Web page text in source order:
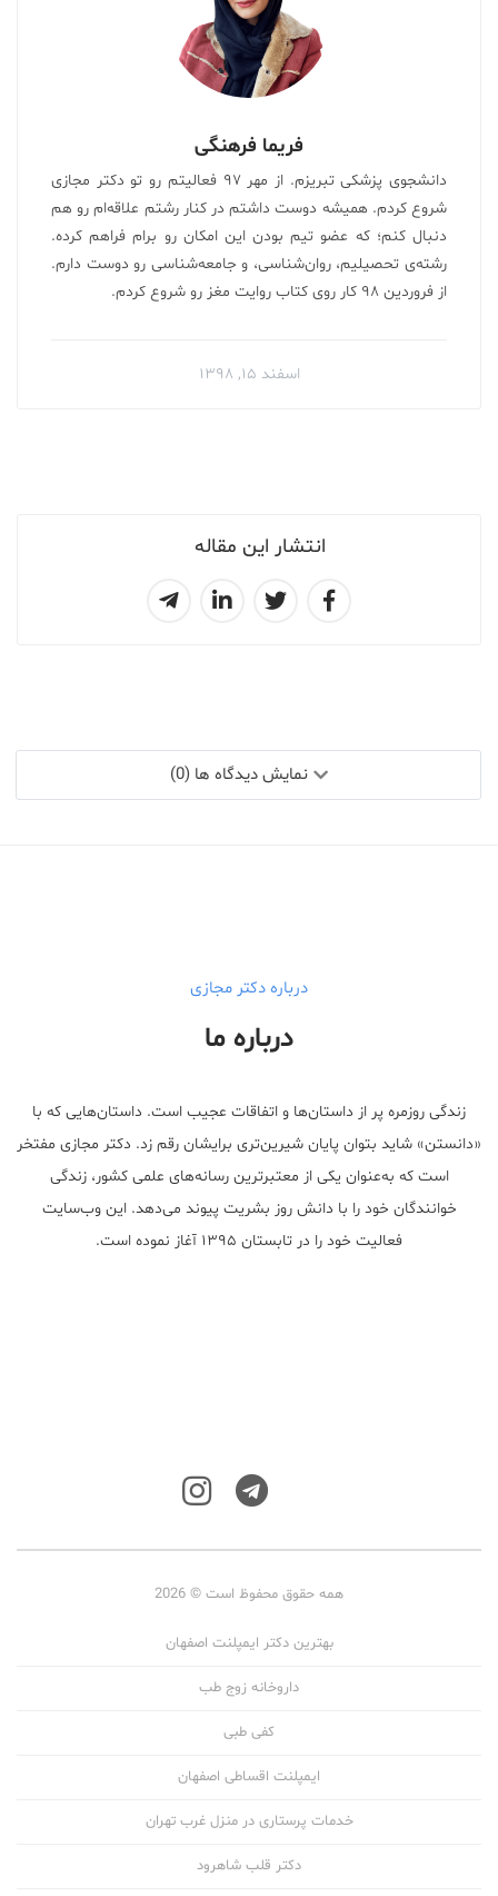
انتشار این مقاله
فریما فرهنگی
دانشجوی پزشکی تبریزم. از مهر ۹۷ فعالیتم رو تو دکتر مجازی
شروع کردم. همیشه دوست داشتم در کنار رشتم علاقه‌ام رو هم
دنبال کنم؛ که عضو تیم بودن این امکان رو برام فراهم کرده.
رشته‌ی تحصیلیم، روان‌شناسی، و جامعه‌شناسی رو دوست دارم.
از فروردین ۹۸ کار روی کتاب روایت مغز رو شروع کردم.
اسفند ۱۵, ۱۳۹۸
نمایش دیدگاه ها (0)
درباره دکتر مجازی
درباره ما
زندگی روزمره پر از داستان‌ها و اتفاقات عجیب است. داستان‌هایی که با
«دانستن» شاید بتوان پایان شیرین‌تری برایشان رقم زد. دکتر مجازی مفتخر
است که به‌عنوان یکی از معتبر‌ترین رسانه‌های علمی کشور، زندگی
خوانندگان خود را با دانش روز بشریت پیوند می‌دهد. این وب‌سایت
فعالیت خود را در تابستان ۱۳۹۵ آغاز نموده است.
همه حقوق محفوظ است © 2026
بهترین دکتر ایمپلنت اصفهان
داروخانه زوج طب
کفی طبی
ایمپلنت اقساطی اصفهان
خدمات پرستاری در منزل غرب تهران
دکتر قلب شاهرود